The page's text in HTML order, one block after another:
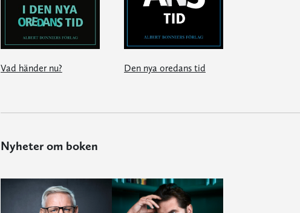
Vad händer nu? Den nya oredans tid
Nyheter om boken